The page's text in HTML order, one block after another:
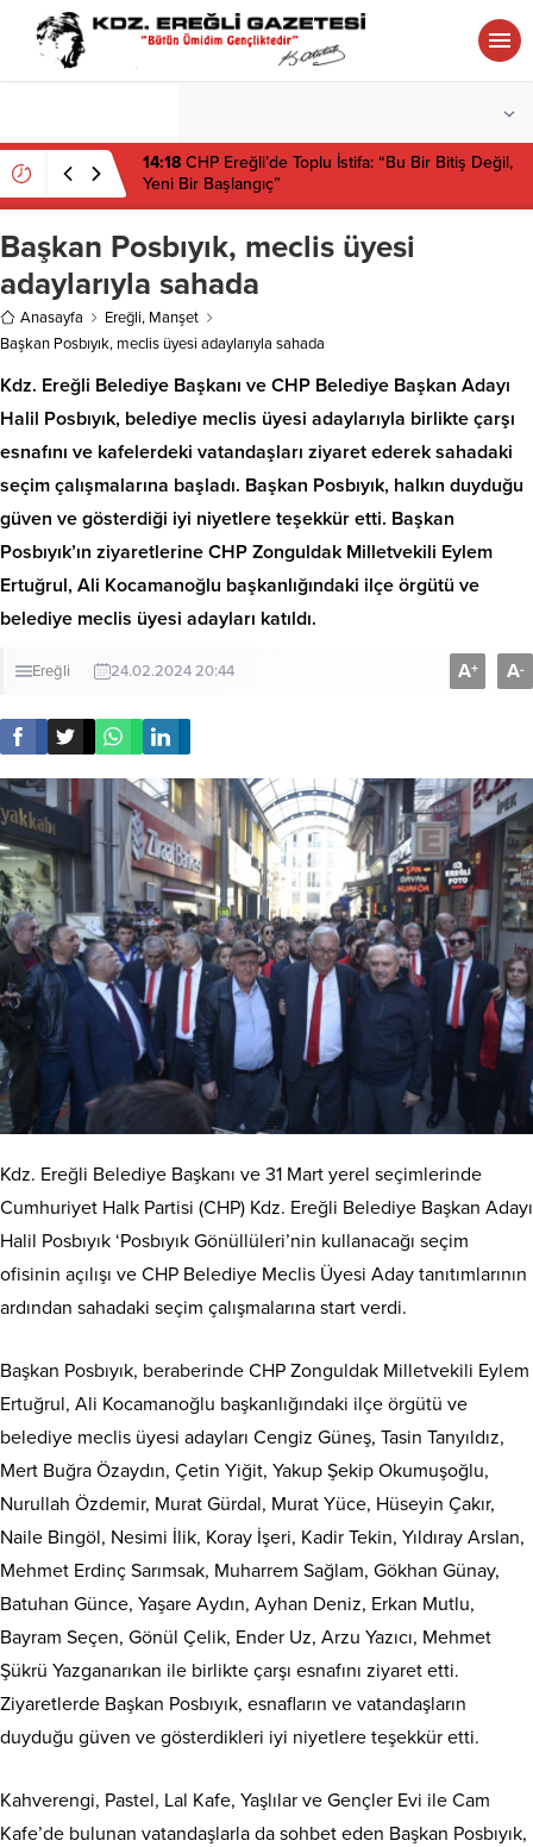
14:18 CHP Ereğli’de Toplu İstifa: “Bu Bir Bitiş Değil,
Yeni Bir Başlangıç”
Başkan Posbıyık, meclis üyesi
adaylarıyla sahada
Anasayfa Ereğli, Manşet
Başkan Posbıyık, meclis üyesi adaylarıyla sahada
Kdz. Ereğli Belediye Başkanı ve CHP Belediye Başkan Adayı
Halil Posbıyık, belediye meclis üyesi adaylarıyla birlikte çarşı
esnafını ve kafelerdeki vatandaşları ziyaret ederek sahadaki
seçim çalışmalarına başladı. Başkan Posbıyık, halkın duyduğu
güven ve gösterdiği iyi niyetlere teşekkür etti. Başkan
Posbıyık’ın ziyaretlerine CHP Zonguldak Milletvekili Eylem
Ertuğrul, Ali Kocamanoğlu başkanlığındaki ilçe örgütü ve
belediye meclis üyesi adayları katıldı.
Ereğli 24.02.2024 20:44 A+ A-
Kdz. Ereğli Belediye Başkanı ve 31 Mart yerel seçimlerinde
Cumhuriyet Halk Partisi (CHP) Kdz. Ereğli Belediye Başkan Adayı
Halil Posbıyık ‘Posbıyık Gönüllüleri’nin kullanacağı seçim
ofisinin açılışı ve CHP Belediye Meclis Üyesi Aday tanıtımlarının
ardından sahadaki seçim çalışmalarına start verdi.
Başkan Posbıyık, beraberinde CHP Zonguldak Milletvekili Eylem
Ertuğrul, Ali Kocamanoğlu başkanlığındaki ilçe örgütü ve
belediye meclis üyesi adayları Cengiz Güneş, Tasin Tanyıldız,
Mert Buğra Özaydın, Çetin Yiğit, Yakup Şekip Okumuşoğlu,
Nurullah Özdemir, Murat Gürdal, Murat Yüce, Hüseyin Çakır,
Naile Bingöl, Nesimi İlik, Koray İşeri, Kadir Tekin, Yıldıray Arslan,
Mehmet Erdinç Sarımsak, Muharrem Sağlam, Gökhan Günay,
Batuhan Günce, Yaşare Aydın, Ayhan Deniz, Erkan Mutlu,
Bayram Seçen, Gönül Çelik, Ender Uz, Arzu Yazıcı, Mehmet
Şükrü Yazganarıkan ile birlikte çarşı esnafını ziyaret etti.
Ziyaretlerde Başkan Posbıyık, esnafların ve vatandaşların
duyduğu güven ve gösterdikleri iyi niyetlere teşekkür etti.
Kahverengi, Pastel, Lal Kafe, Yaşlılar ve Gençler Evi ile Cam
Kafe’de bulunan vatandaşlarla da sohbet eden Başkan Posbıyık,